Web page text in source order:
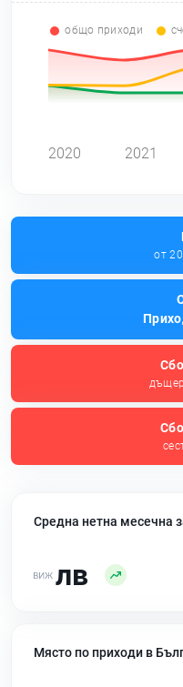
общо приходи
2020 2021
от
Средна нетна месечна
лв
Място по приходи в